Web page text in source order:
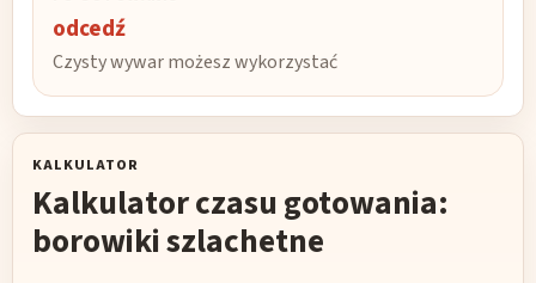
odcedź
Czysty wywar możesz wykorzystać
KALKULATOR
Kalkulator czasu gotowania:
borowiki szlachetne